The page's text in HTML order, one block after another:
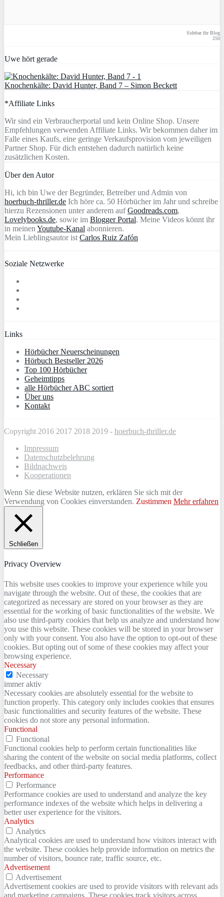
Sidebar für Blog
250
Uwe hört gerade
Knochenkälte: David Hunter, Band 7 – Simon Beckett
*Affiliate Links
Wir sind ein Verbraucherportal und kein Online Shop. Unsere
Empfehlungen verwenden Affiliate Links. Wir bekommen daher im
Falle eines Kaufs, eine geringe Verkaufsprovision vom jeweiligen
Partner Shop. Für dich entstehen dadurch natürlich keine
zusätzlichen Kosten.
Über den Autor
Hi, ich bin Uwe der Begründer, Betreiber und Admin von
hoerbuch-thriller.de Ich höre ca. 50 Hörbücher im Jahr und schreibe
hierzu Rezensionen unter anderem aufGoodreads.com,
Lovelybooks.de, sowie im Blogger Portal. Meine Videos könnt ihr
in meinen Youtube-Kanal abonnieren.
Mein Lieblingsautor ist Carlos Ruiz Zafón
Soziale Netzwerke
Links
Hörbücher Neuerscheinungen
Hörbuch Bestseller 2026
Top 100 Hörbücher
Geheimtipps
alle Hörbücher ABC sortiert
Über uns
Kontakt
Copyright 2016 2017 2018 2019 - hoerbuch-thriller.de
Impressum
Datenschutzbelehrung
Bildnachweis
Kooperationen
Wenn Sie diese Website nutzen, erklären Sie sich mit der
Verwendung von Cookies einverstanden. Zustimmen Mehr erfahren
Schließen
Privacy Overview
This website uses cookies to improve your experience while you
navigate through the website. Out of these, the cookies that are
categorized as necessary are stored on your browser as they are
essential for the working of basic functionalities of the website. We
also use third-party cookies that help us analyze and understand how
you use this website. These cookies will be stored in your browser
only with your consent. You also have the option to opt-out of these
cookies. But opting out of some of these cookies may affect your
browsing experience.
Necessary
Necessary
immer aktiv
Necessary cookies are absolutely essential for the website to
function properly. This category only includes cookies that ensures
basic functionalities and security features of the website. These
cookies do not store any personal information.
Functional
Functional
Functional cookies help to perform certain functionalities like
sharing the content of the website on social media platforms, collect
feedbacks, and other third-party features.
Performance
Performance
Performance cookies are used to understand and analyze the key
performance indexes of the website which helps in delivering a
better user experience for the visitors.
Analytics
Analytics
Analytical cookies are used to understand how visitors interact with
the website. These cookies help provide information on metrics the
number of visitors, bounce rate, traffic source, etc.
Advertisement
Advertisement
Advertisement cookies are used to provide visitors with relevant ads
and marketing campaigns. These cookies track visitors across